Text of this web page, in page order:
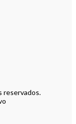
reservados.